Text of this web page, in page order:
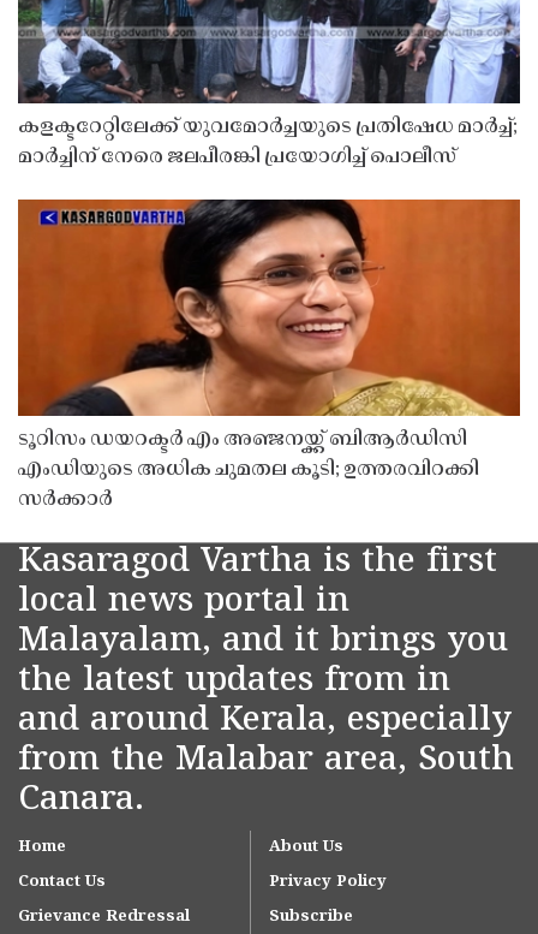
കളക്ടറേറ്റിലേക്ക് യുവമോർച്ചയുടെ പ്രതിഷേധ മാർച്ച്;
മാർച്ചിന് നേരെ ജലപീരങ്കി പ്രയോഗിച്ച് പൊലീസ്
ടൂറിസം ഡയറക്ടർ എം അഞ്ജനയ്ക്ക് ബിആർഡിസി
എംഡിയുടെ അധിക ചുമതല കൂടി; ഉത്തരവിറക്കി
സർക്കാർ
Kasaragod Vartha is the first
local news portal in
Malayalam, and it brings you
the latest updates from in
and around Kerala, especially
from the Malabar area, South
Canara.
Home
About Us
Contact Us
Privacy Policy
Grievance Redressal
Subscribe